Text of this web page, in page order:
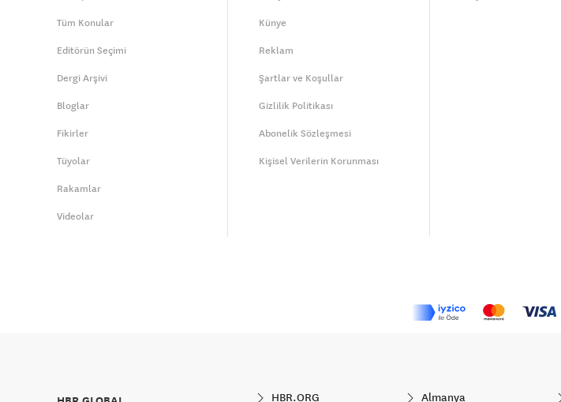
Tüm Konular
Editörün Seçimi
Dergi Arşivi
Bloglar
Fikirler
Tüyolar
Rakamlar
Videolar
Künye
Reklam
Şartlar ve Koşullar
Gizlilik Politikası
Abonelik Sözleşmesi
Kişisel Verilerin Korunması
HBR.ORG Almanya